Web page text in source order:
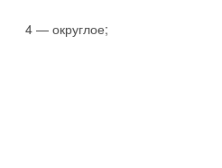
4 — округлое;